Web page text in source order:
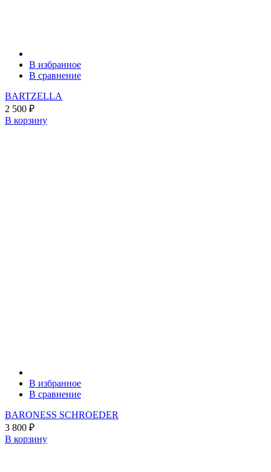
В избранное
В сравнение
BARTZELLA
2 500 ₽
В корзину
В избранное
В сравнение
BARONESS SCHROEDER
3 800 ₽
В корзину